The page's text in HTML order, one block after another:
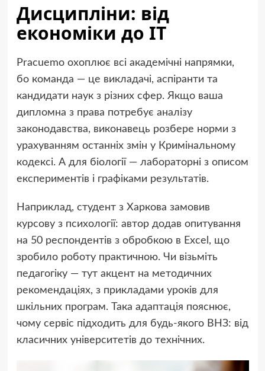
Дисципліни: від
економіки до IT
Pracuemo охоплює всі академічні напрямки,
бо команда — це викладачі, аспіранти та
кандидати наук з різних сфер. Якщо ваша
дипломна з права потребує аналізу
законодавства, виконавець розбере норми з
урахуванням останніх змін у Кримінальному
кодексі. А для біології — лабораторні з описом
експериментів і графіками результатів.
Наприклад, студент з Харкова замовив
курсову з психології: автор додав опитування
на 50 респондентів з обробкою в Excel, що
зробило роботу практичною. Чи візьміть
педагогіку — тут акцент на методичних
рекомендаціях, з прикладами уроків для
шкільних програм. Така адаптація пояснює,
чому сервіс підходить для будь-якого ВНЗ: від
класичних університетів до технічних.